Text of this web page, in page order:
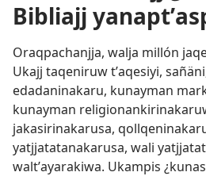
Bibliajj
Oraqpachanjja, walja millón
Ukajj taqeniruw tʼaqesiyi,
edadaninakaru, kunayman
kunayman
jakasirinakarusa,
yatjjatatanakarusa, wali
waltʼayarakiwa. Ukampis